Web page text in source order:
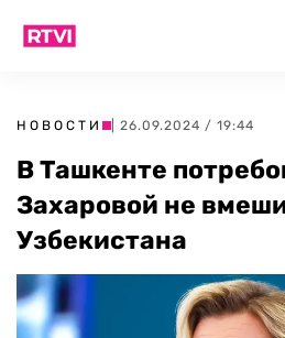
НОВОСТИ | 26.09.2024 / 19:44
В Ташкенте
Захаровой не
Узбекистана